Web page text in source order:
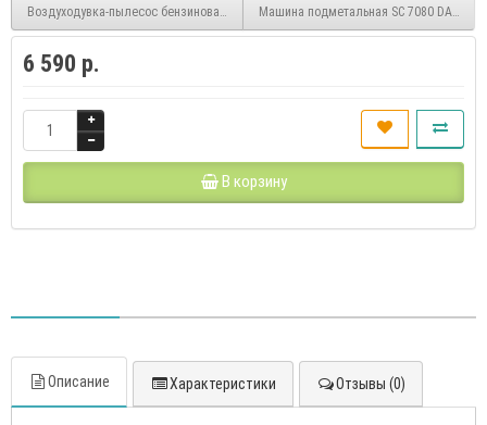
Воздуходувка-пылесос бензиновая DABL 300 DAEWOOМашина подметальная SC 7080 DAEWOO
6 590 р.
В корзину
Описание Характеристики Отзывы (0)